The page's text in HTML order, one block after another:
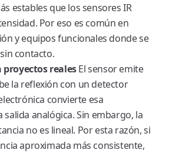
estables que los sensores IR
Por eso es común en
y equipos funcionales donde se
contacto.
realesEl sensor emite
la reflexión con un detector
convierte esa
analógica. Sin embargo, la
no es lineal. Por esta razón, si
aproximada más consistente,